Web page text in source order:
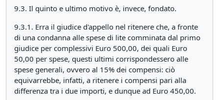
9.3. Il quinto e ultimo motivo è, invece, fondato.
9.3.1. Erra il giudice d'appello nel ritenere che, a fronte
di una condanna alle spese di lite comminata dal primo
giudice per complessivi Euro 500,00, dei quali Euro
50,00 per spese, questi ultimi corrispondessero alle
spese generali, ovvero al 15% dei compensi: ciò
equivarrebbe, infatti, a ritenere i compensi pari alla
differenza tra i due importi, e dunque ad Euro 450,00.